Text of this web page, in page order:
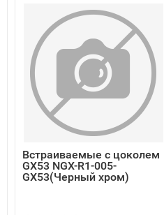
Встраиваемые с цоколем
GX53 NGX-R1-005-
GX53(Черный хром)